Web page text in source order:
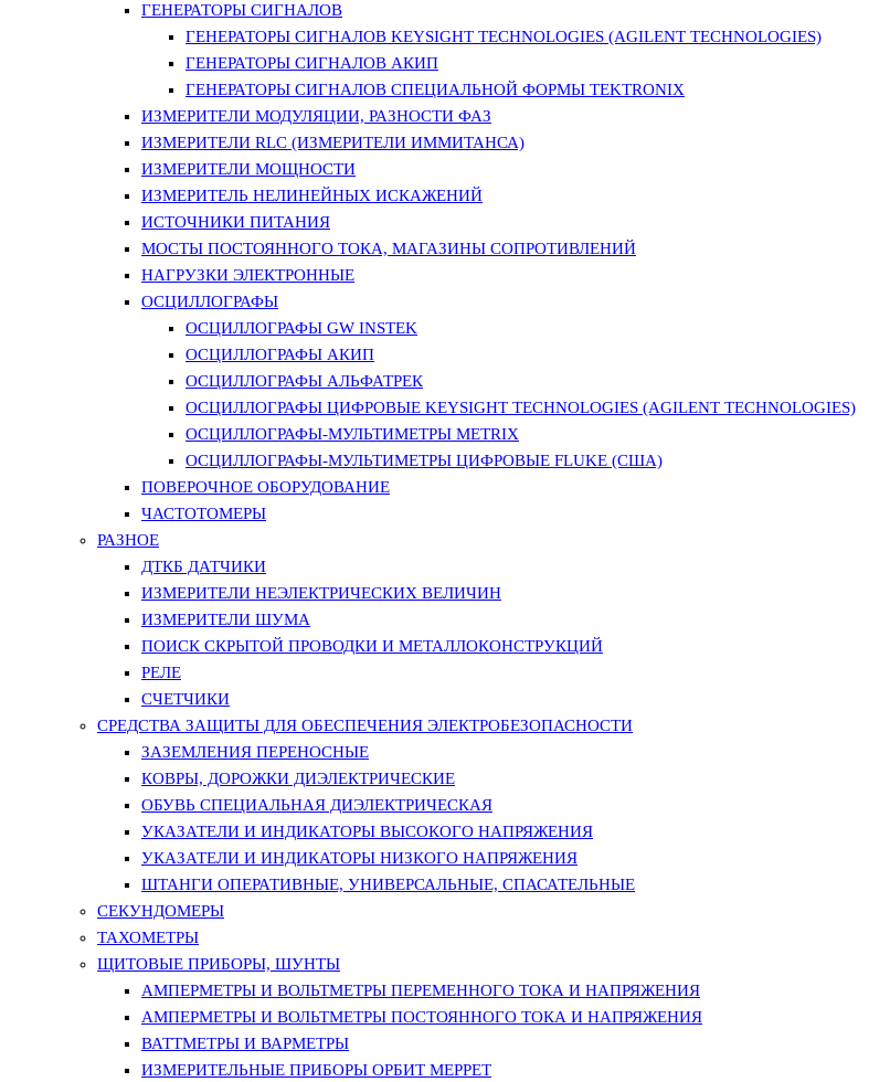
ГЕНЕРАТОРЫ СИГНАЛОВ
ГЕНЕРАТОРЫ СИГНАЛОВ KEYSIGHT TECHNOLOGIES (AGILENT TECHNOLOGIES)
ГЕНЕРАТОРЫ СИГНАЛОВ АКИП
ГЕНЕРАТОРЫ СИГНАЛОВ СПЕЦИАЛЬНОЙ ФОРМЫ TEKTRONIX
ИЗМЕРИТЕЛИ МОДУЛЯЦИИ, РАЗНОСТИ ФАЗ
ИЗМЕРИТЕЛИ RLC (ИЗМЕРИТЕЛИ ИММИТАНСА)
ИЗМЕРИТЕЛИ МОЩНОСТИ
ИЗМЕРИТЕЛЬ НЕЛИНЕЙНЫХ ИСКАЖЕНИЙ
ИСТОЧНИКИ ПИТАНИЯ
МОСТЫ ПОСТОЯННОГО ТОКА, МАГАЗИНЫ СОПРОТИВЛЕНИЙ
НАГРУЗКИ ЭЛЕКТРОННЫЕ
ОСЦИЛЛОГРАФЫ
ОСЦИЛЛОГРАФЫ GW INSTEK
ОСЦИЛЛОГРАФЫ АКИП
ОСЦИЛЛОГРАФЫ АЛЬФАТРЕК
ОСЦИЛЛОГРАФЫ ЦИФРОВЫЕ KEYSIGHT TECHNOLOGIES (AGILENT TECHNOLOGIES)
ОСЦИЛЛОГРАФЫ-МУЛЬТИМЕТРЫ METRIX
ОСЦИЛЛОГРАФЫ-МУЛЬТИМЕТРЫ ЦИФРОВЫЕ FLUKE (США)
ПОВЕРОЧНОЕ ОБОРУДОВАНИЕ
ЧАСТОТОМЕРЫ
РАЗНОЕ
ДТКБ ДАТЧИКИ
ИЗМЕРИТЕЛИ НЕЭЛЕКТРИЧЕСКИХ ВЕЛИЧИН
ИЗМЕРИТЕЛИ ШУМА
ПОИСК СКРЫТОЙ ПРОВОДКИ И МЕТАЛЛОКОНСТРУКЦИЙ
РЕЛЕ
СЧЕТЧИКИ
СРЕДСТВА ЗАЩИТЫ ДЛЯ ОБЕСПЕЧЕНИЯ ЭЛЕКТРОБЕЗОПАСНОСТИ
ЗАЗЕМЛЕНИЯ ПЕРЕНОСНЫЕ
КОВРЫ, ДОРОЖКИ ДИЭЛЕКТРИЧЕСКИЕ
ОБУВЬ СПЕЦИАЛЬНАЯ ДИЭЛЕКТРИЧЕСКАЯ
УКАЗАТЕЛИ И ИНДИКАТОРЫ ВЫСОКОГО НАПРЯЖЕНИЯ
УКАЗАТЕЛИ И ИНДИКАТОРЫ НИЗКОГО НАПРЯЖЕНИЯ
ШТАНГИ ОПЕРАТИВНЫЕ, УНИВЕРСАЛЬНЫЕ, СПАСАТЕЛЬНЫЕ
СЕКУНДОМЕРЫ
ТАХОМЕТРЫ
ЩИТОВЫЕ ПРИБОРЫ, ШУНТЫ
АМПЕРМЕТРЫ И ВОЛЬТМЕТРЫ ПЕРЕМЕННОГО ТОКА И НАПРЯЖЕНИЯ
АМПЕРМЕТРЫ И ВОЛЬТМЕТРЫ ПОСТОЯННОГО ТОКА И НАПРЯЖЕНИЯ
ВАТТМЕТРЫ И ВАРМЕТРЫ
ИЗМЕРИТЕЛЬНЫЕ ПРИБОРЫ ОРБИТ МЕРРЕТ